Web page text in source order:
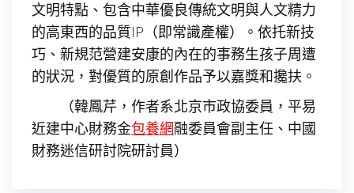
文明特點、包含中華優良傳統文明與人文精力
的高東西的品質IP（即常識產權）。依托新技
巧、新規范營建安康的內在的事務生孩子周遭
的狀況，對優質的原創作品予以嘉獎和攙扶。
（韓鳳芹， 作者系北京市政協委員，平易
近建中心財務金包養網融委員會副主任、中國
財務迷信研討院研討員）